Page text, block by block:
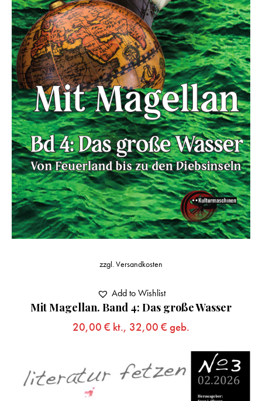
Mit Magellan. Band 4: Das große Wasser
20,00 € kt., 32,00 € geb.
zzgl.Versandkosten
Add to Wishlist